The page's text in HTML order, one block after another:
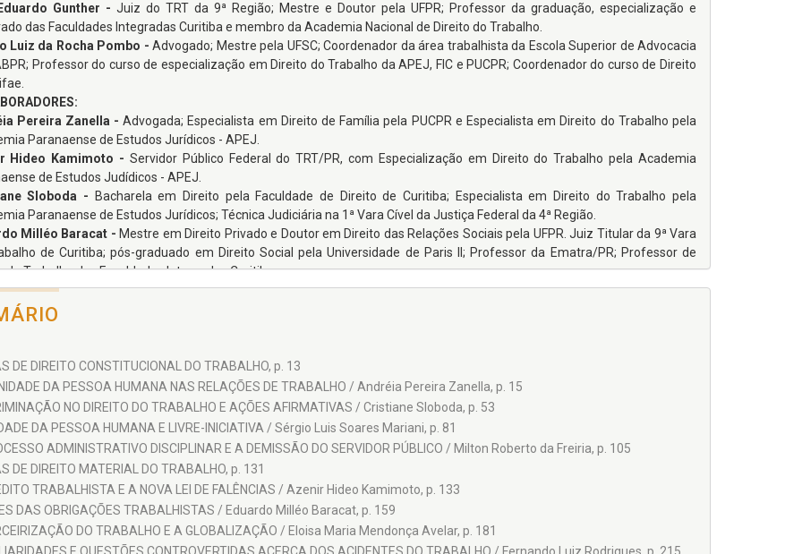
Gunther -Juiz do TRT da 9ª Região; Mestre e Doutor pela UFPR; Professor da graduação, especialização e
das Faculdades Integradas Curitiba e membro da Academia Nacional de Direito do Trabalho.
Luiz da Rocha Pombo -Advogado; Mestre pela UFSC; Coordenador da área trabalhista da Escola Superior de Advocacia
Professor do curso de especialização em Direito do Trabalho da APEJ, FIC e PUCPR; Coordenador do curso de Direito
Pereira Zanella -Advogada; Especialista em Direito de Família pela PUCPR e Especialista em Direito do Trabalho pela
Paranaense de Estudos Jurídicos - APEJ.
Hideo Kamimoto - Servidor Público Federal do TRT/PR, com Especialização em Direito do Trabalho pela Academia
de Estudos Judídicos - APEJ.
Sloboda -
Bacharela em Direito pela Faculdade de Direito de Curitiba; Especialista em Direito do Trabalho pela
Paranaense de Estudos Jurídicos; Técnica Judiciária na 1ª Vara Cível da Justiça Federal da 4ª Região.
Milléo Baracat - Mestre em Direito Privado e Doutor em Direito das Relações Sociais pela UFPR. Juiz Titular da 9ª Vara
de Curitiba; pós-graduado em Direito Social pela Universidade de Paris II; Professor da Ematra/PR; Professor de
do Trabalho das Faculdades Integradas Curitiba.
Marcia Brito -Bacharela em Direito; Especialista em Direito do Trabalho pela Academia Paranaense de Estudos Jurídicos;
judiciária do Tribunal Regional do Trabalho da 9ª Região.
Luiz Rodrigues -Advogado formado pela Faculdade de Direito de Curitiba; Especialização em Direito do Trabalho pela
Paranaense de Estudos Jurídicos - APEJ.
Wantowsky -Advogada; Especialista em Direito do Trabalho pela APEJ; Especialista em Planejamento e Gestão de
pela FAE e Direito Empresarial pela PUC.
Almeida Ferreira Junior -Servidor Público Federal do Tribunal Regional Federal da 4ª Região; Especialista em Direito de
Bernardi Lora - Juíza do trabalho no Paraná; Professora do curso de Direito do Centro Sul-americano de Ensino
Braga -Advogada; Especialista em Direito do Trabalho pela Academia Paranaense de Estudos Jurídicos e Faculdades do
Unibrasil.
DE DIREITO CONSTITUCIONAL DO TRABALHO, p. 13
DA PESSOA HUMANA NAS RELAÇÕES DE TRABALHO / Andréia Pereira Zanella, p. 15
NO DIREITO DO TRABALHO E AÇÕES AFIRMATIVAS / Cristiane Sloboda, p. 53
DA PESSOA HUMANA E LIVRE-INICIATIVA / Sérgio Luis Soares Mariani, p. 81
ADMINISTRATIVO DISCIPLINAR E A DEMISSÃO DO SERVIDOR PÚBLICO / Milton Roberto da Freiria, p. 105
DE DIREITO MATERIAL DO TRABALHO, p. 131
TRABALHISTA E A NOVA LEI DE FALÊNCIAS / Azenir Hideo Kamimoto, p. 133
DAS OBRIGAÇÕES TRABALHISTAS / Eduardo Milléo Baracat, p. 159
DO TRABALHO E A GLOBALIZAÇÃO / Eloisa Maria Mendonça Avelar, p. 181